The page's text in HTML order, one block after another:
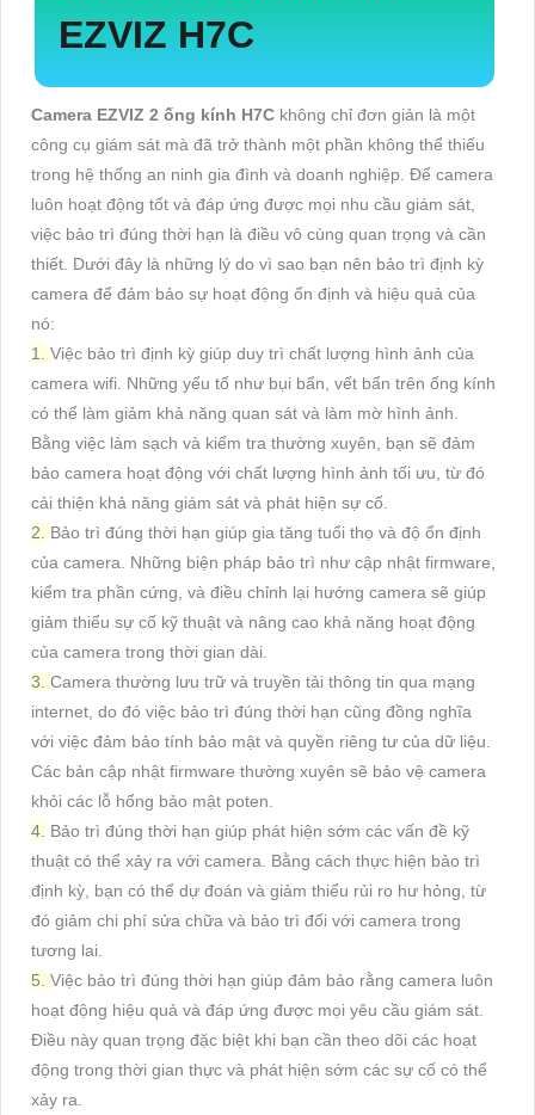
EZVIZ H7C
Camera EZVIZ 2 ống kính H7C không chỉ đơn giản là một
công cụ giám sát mà đã trở thành một phần không thể thiếu
trong hệ thống an ninh gia đình và doanh nghiệp. Để camera
luôn hoạt động tốt và đáp ứng được mọi nhu cầu giám sát,
việc bảo trì đúng thời hạn là điều vô cùng quan trọng và cần
thiết. Dưới đây là những lý do vì sao bạn nên bảo trì định kỳ
camera để đảm bảo sự hoạt động ổn định và hiệu quả của
nó:
1. Việc bảo trì định kỳ giúp duy trì chất lượng hình ảnh của
camera wifi. Những yếu tố như bụi bẩn, vết bẩn trên ống kính
có thể làm giảm khả năng quan sát và làm mờ hình ảnh.
Bằng việc làm sạch và kiểm tra thường xuyên, bạn sẽ đảm
bảo camera hoạt động với chất lượng hình ảnh tối ưu, từ đó
cải thiện khả năng giám sát và phát hiện sự cố.
2. Bảo trì đúng thời hạn giúp gia tăng tuổi thọ và độ ổn định
của camera. Những biện pháp bảo trì như cập nhật firmware,
kiểm tra phần cứng, và điều chỉnh lại hướng camera sẽ giúp
giảm thiểu sự cố kỹ thuật và nâng cao khả năng hoạt động
của camera trong thời gian dài.
3. Camera thường lưu trữ và truyền tải thông tin qua mạng
internet, do đó việc bảo trì đúng thời hạn cũng đồng nghĩa
với việc đảm bảo tính bảo mật và quyền riêng tư của dữ liệu.
Các bản cập nhật firmware thường xuyên sẽ bảo vệ camera
khỏi các lỗ hổng bảo mật poten.
4. Bảo trì đúng thời hạn giúp phát hiện sớm các vấn đề kỹ
thuật có thể xảy ra với camera. Bằng cách thực hiện bảo trì
định kỳ, bạn có thể dự đoán và giảm thiểu rủi ro hư hỏng, từ
đó giảm chi phí sửa chữa và bảo trì đối với camera trong
tương lai.
5. Việc bảo trì đúng thời hạn giúp đảm bảo rằng camera luôn
hoạt động hiệu quả và đáp ứng được mọi yêu cầu giám sát.
Điều này quan trọng đặc biệt khi bạn cần theo dõi các hoạt
động trong thời gian thực và phát hiện sớm các sự cố có thể
xảy ra.